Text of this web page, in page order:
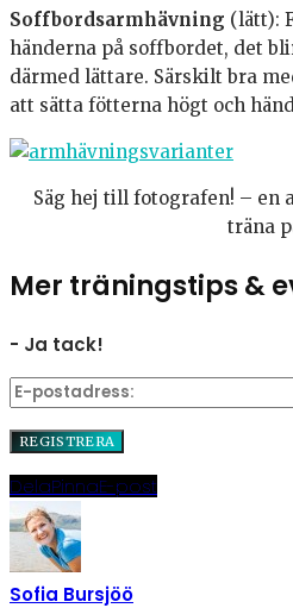
Soffbordsarmhävning (lätt):
händerna på soffbordet, det
därmed lättare. Särskilt bra
att sätta fötterna högt och
Säg hej till fotografen! – en
träna
Mer träningstips &
- Ja tack!
DelaPinnaE-post
Sofia Bursjöö